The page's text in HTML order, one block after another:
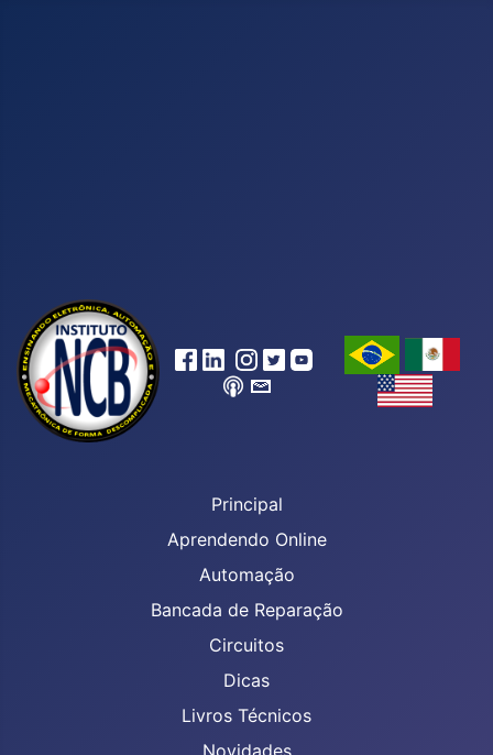
Principal
Aprendendo Online
Automação
Bancada de Reparação
Circuitos
Dicas
Livros Técnicos
Novidades